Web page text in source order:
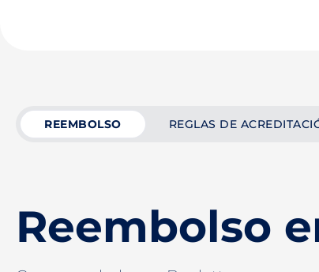
REEMBOLSO REGLAS DE
Reembolso